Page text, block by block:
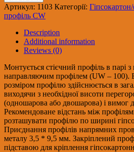
100
ГОСТ(0,55мм),
3м
quantity
Артикул: 1103 Категорії:
профіль CW
Description
Additional information
Reviews (0)
Монтується стієчний профіль в парі
направляючим профілем (UW – 100).
розміром профілю здійснюється в
виходячи з необхідної висоти
(одношарова або двошарова) і вимог до
Рекомендоване відстань між
розташувати профілю по ширині
Приєднання профілів напрямних
металу 3,5 * 9,5 мм. Закріплений
підставою для кріплення